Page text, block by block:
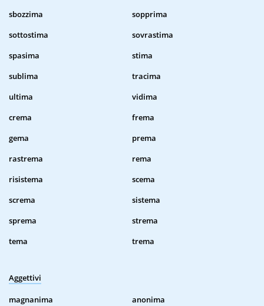
sbozzima
sopprima
sottostima
sovrastima
spasima
stima
sublima
tracima
ultima
vidima
crema
frema
gema
prema
rastrema
rema
risistema
scema
screma
sistema
sprema
strema
tema
trema
Aggettivi
magnanima
anonima